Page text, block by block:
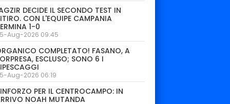
DECIDE IL SECONDO TEST IN
CON L'EQUIPE CAMPANIA
1-0
Aug-2026 09:45
COMPLETATO! FASANO, A
ESCLUSO; SONO 6 I
Aug-2026 06:19
PER IL CENTROCAMPO: IN
NOAH MUTANDA